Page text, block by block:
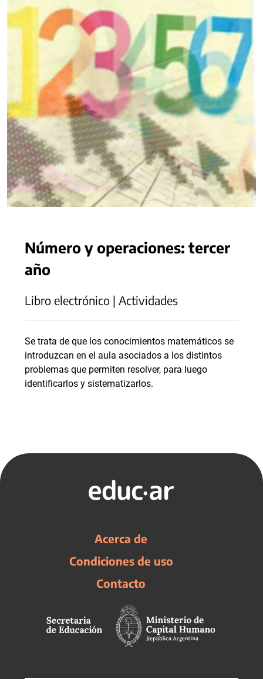
Número y operaciones: tercer
año
Libro electrónico | Actividades
Se trata de que los conocimientos matemáticos se
introduzcan en el aula asociados a los distintos
problemas que permiten resolver, para luego
identificarlos y sistematizarlos.
Acerca de
Condiciones de uso
Contacto